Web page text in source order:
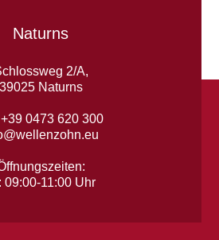
Naturns
2/A,
39025 Naturns
0473 620 300
09:00-11:00 Uhr